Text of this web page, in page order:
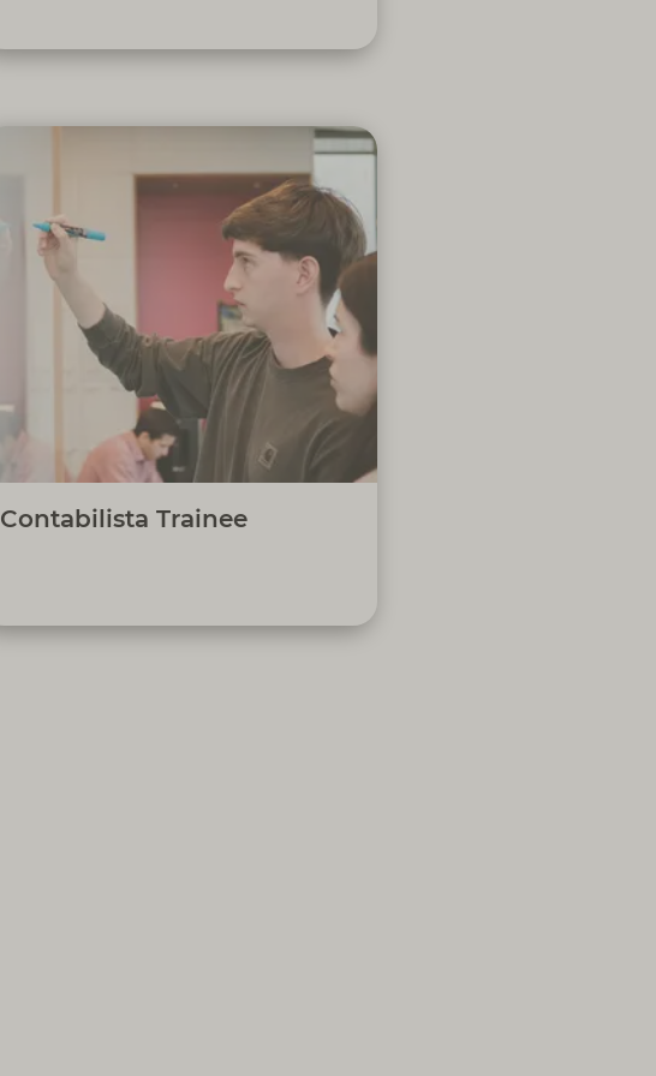
Contabilista Trainee
Garantir a correta contabilização dos
movimentos financeiros da Cofidis,
através da validação e monitorização de
informação financeira e contabilística em
conformidade com a legislação em vigor
e regulação do setor, com o objetivo de
contribuir para a conformidade e a
sustentabilidade financeira da Cofidis.